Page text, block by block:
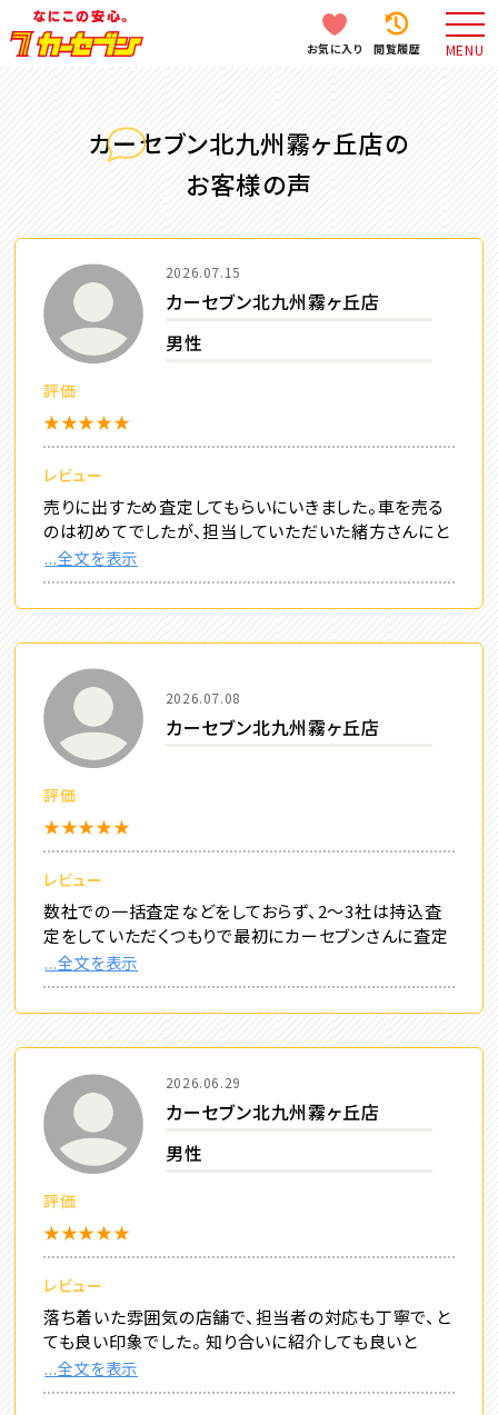
お気に入り 閲覧履歴 MENU
カーセブン北九州霧ヶ丘店の
お客様の声
2026.07.15
カーセブン北九州霧ヶ丘店
男性
評価
★★★★★
レビュー
売りに出すため査定してもらいにいきました。車を売る
のは初めてでしたが、担当していただいた緒方さんにと
...全文を表示
2026.07.08
カーセブン北九州霧ヶ丘店
評価
★★★★★
レビュー
数社での一括査定などをしておらず、2〜3社は持込査
定をしていただくつもりで最初にカーセブンさんに査定
...全文を表示
2026.06.29
カーセブン北九州霧ヶ丘店
男性
評価
★★★★★
レビュー
落ち着いた雰囲気の店舗で、担当者の対応も丁寧で、と
ても良い印象でした。 知り合いに紹介しても良いと
...全文を表示